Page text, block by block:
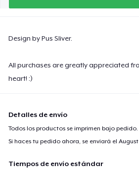
Design by Pus Sliver.
All purchases are greatly appreciated
heart! :)
Detalles de envío
Todos los productos se imprimen bajo pedido.
Si haces tu pedido ahora, se enviará elAugust
Tiempos de envío estándar